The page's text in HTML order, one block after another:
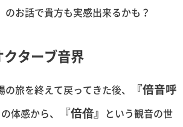
のお話で貴方も実感出来るかも？
ターブ音界
旅を終えて戻ってきた後、
『倍音呼
体感から、 『倍偣』 という観音の世